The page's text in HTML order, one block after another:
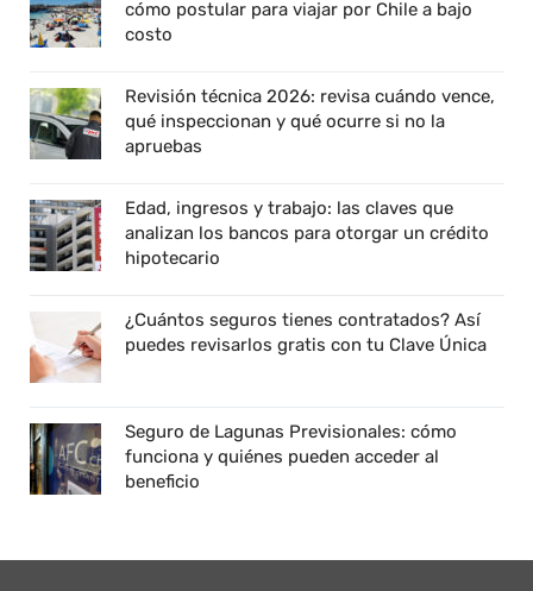
cómo postular para viajar por Chile a bajo
costo
Revisión técnica 2026: revisa cuándo vence,
qué inspeccionan y qué ocurre si no la
apruebas
Edad, ingresos y trabajo: las claves que
analizan los bancos para otorgar un crédito
hipotecario
¿Cuántos seguros tienes contratados? Así
puedes revisarlos gratis con tu Clave Única
Seguro de Lagunas Previsionales: cómo
funciona y quiénes pueden acceder al
beneficio